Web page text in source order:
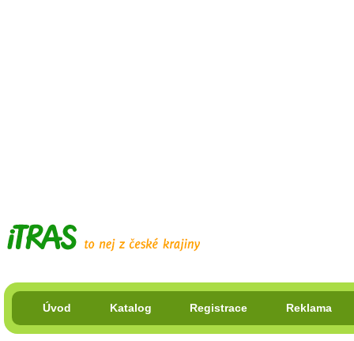
Úvod Katalog Registrace Reklama